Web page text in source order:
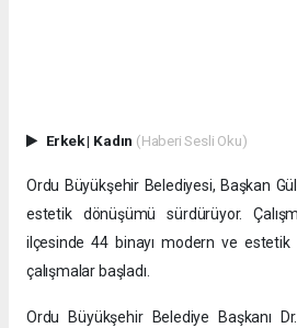
Erkek| Kadın (Haberi Sesli Oku)
Ordu Büyükşehir Belediyesi, Başkan
estetik dönüşümü sürdürüyor.
ilçesinde 44 binayı modern ve
çalışmalar başladı.
Ordu Büyükşehir Belediye Başkanı